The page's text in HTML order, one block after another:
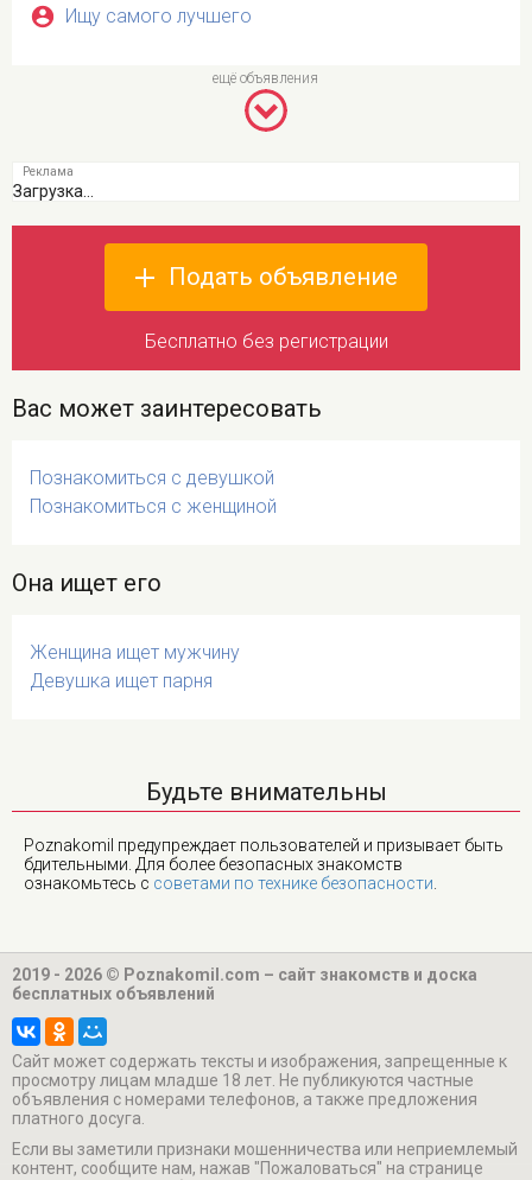
Ищу самого лучшего
Загрузка...
Подать объявление
Бесплатно без регистрации
Вас может заинтересовать
Познакомиться с девушкой
Познакомиться с женщиной
Она ищет его
Женщина ищет мужчину
Девушка ищет парня
Будьте внимательны
Poznakomil предупреждает пользователей и призывает быть
бдительными. Для более безопасных знакомств
ознакомьтесь с советами по технике безопасности
2019 - 2026 © Poznakomil.com – сайт знакомств и доска
бесплатных объявлений
Cайт может содержать тексты и изображения, запрещенные к
просмотру лицам младше 18 лет. Не публикуются частные
объявления с номерами телефонов, а также предложения
платного досуга.
Если вы заметили признаки мошенничества или неприемлемый
контент, сообщите нам, нажав "Пожаловаться" на странице